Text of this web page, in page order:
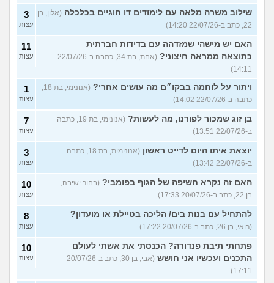
שילוב משרה מלאה עם לימודים דו חוגיים בכלכלה (אלון, בן
22, כתב ב-22/07/26 14:20)
3
עצות
האם יש מישהי שמזדהה עם בדידות חברתית
כתוצאה ממראה חיצוני?
(אחת, בת 34, כתבה ב-22/07/26
14:11)
11
עצות
ויתור על לוחמה בבקו״ם מה עושים אחרי?
(אנונימי, בת 18,
כתבה ב-22/07/26 14:02)
1
עצות
בן זוג שמכור לפורנו, מה לעשות?
(אנונימי, בת 19, כתבה
ב-22/07/26 13:51)
7
עצות
יוצאת איתו היום לדייט ראשון
(אנונימית, בת 18, כתבה
ב-22/07/26 13:42)
3
עצות
האם זה נקרא חשיפה של הגוף בפומבי? (בחור ישיבה,
בן 22, כתב ב-20/07/26 17:33)
10
עצות
להתחיל עם בנות בים/ הליכה בטיילת או מועדון?
(רואי, בן 26, כתב ב-20/07/26 17:22)
8
עצות
פתחתי תיבת פנדורה? הכנסתי את אשתי לעולם
התכנים ועכשיו אני חושש
(אבי, בן 30, כתב ב-20/07/26
17:11)
10
עצות